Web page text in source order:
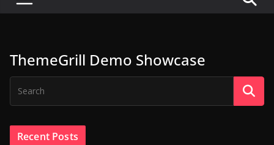
s
e
f
D
ThemeGrill Demo Showcase
Recent Posts